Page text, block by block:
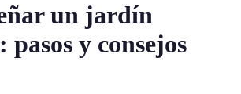
un jardín
pasos y consejos